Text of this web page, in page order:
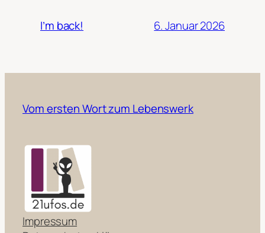
I’m back! 6. Januar 2026
Vom ersten Wort zum Lebenswerk
Impressum